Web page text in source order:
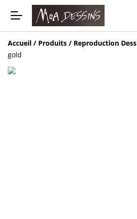
Accueil / Produits / Reproduction
gold